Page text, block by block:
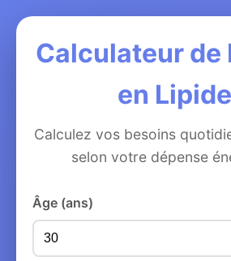
Calculateur de
en
Calculez vos besoins
selon votre dépense
Âge (ans)